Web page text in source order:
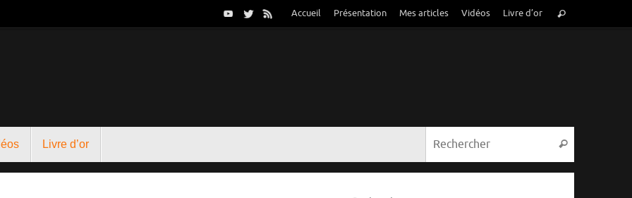
Accueil Présentation Mes articles Vidéos Livre d’or
pour
Rechercher
Livre d’or Rechercher